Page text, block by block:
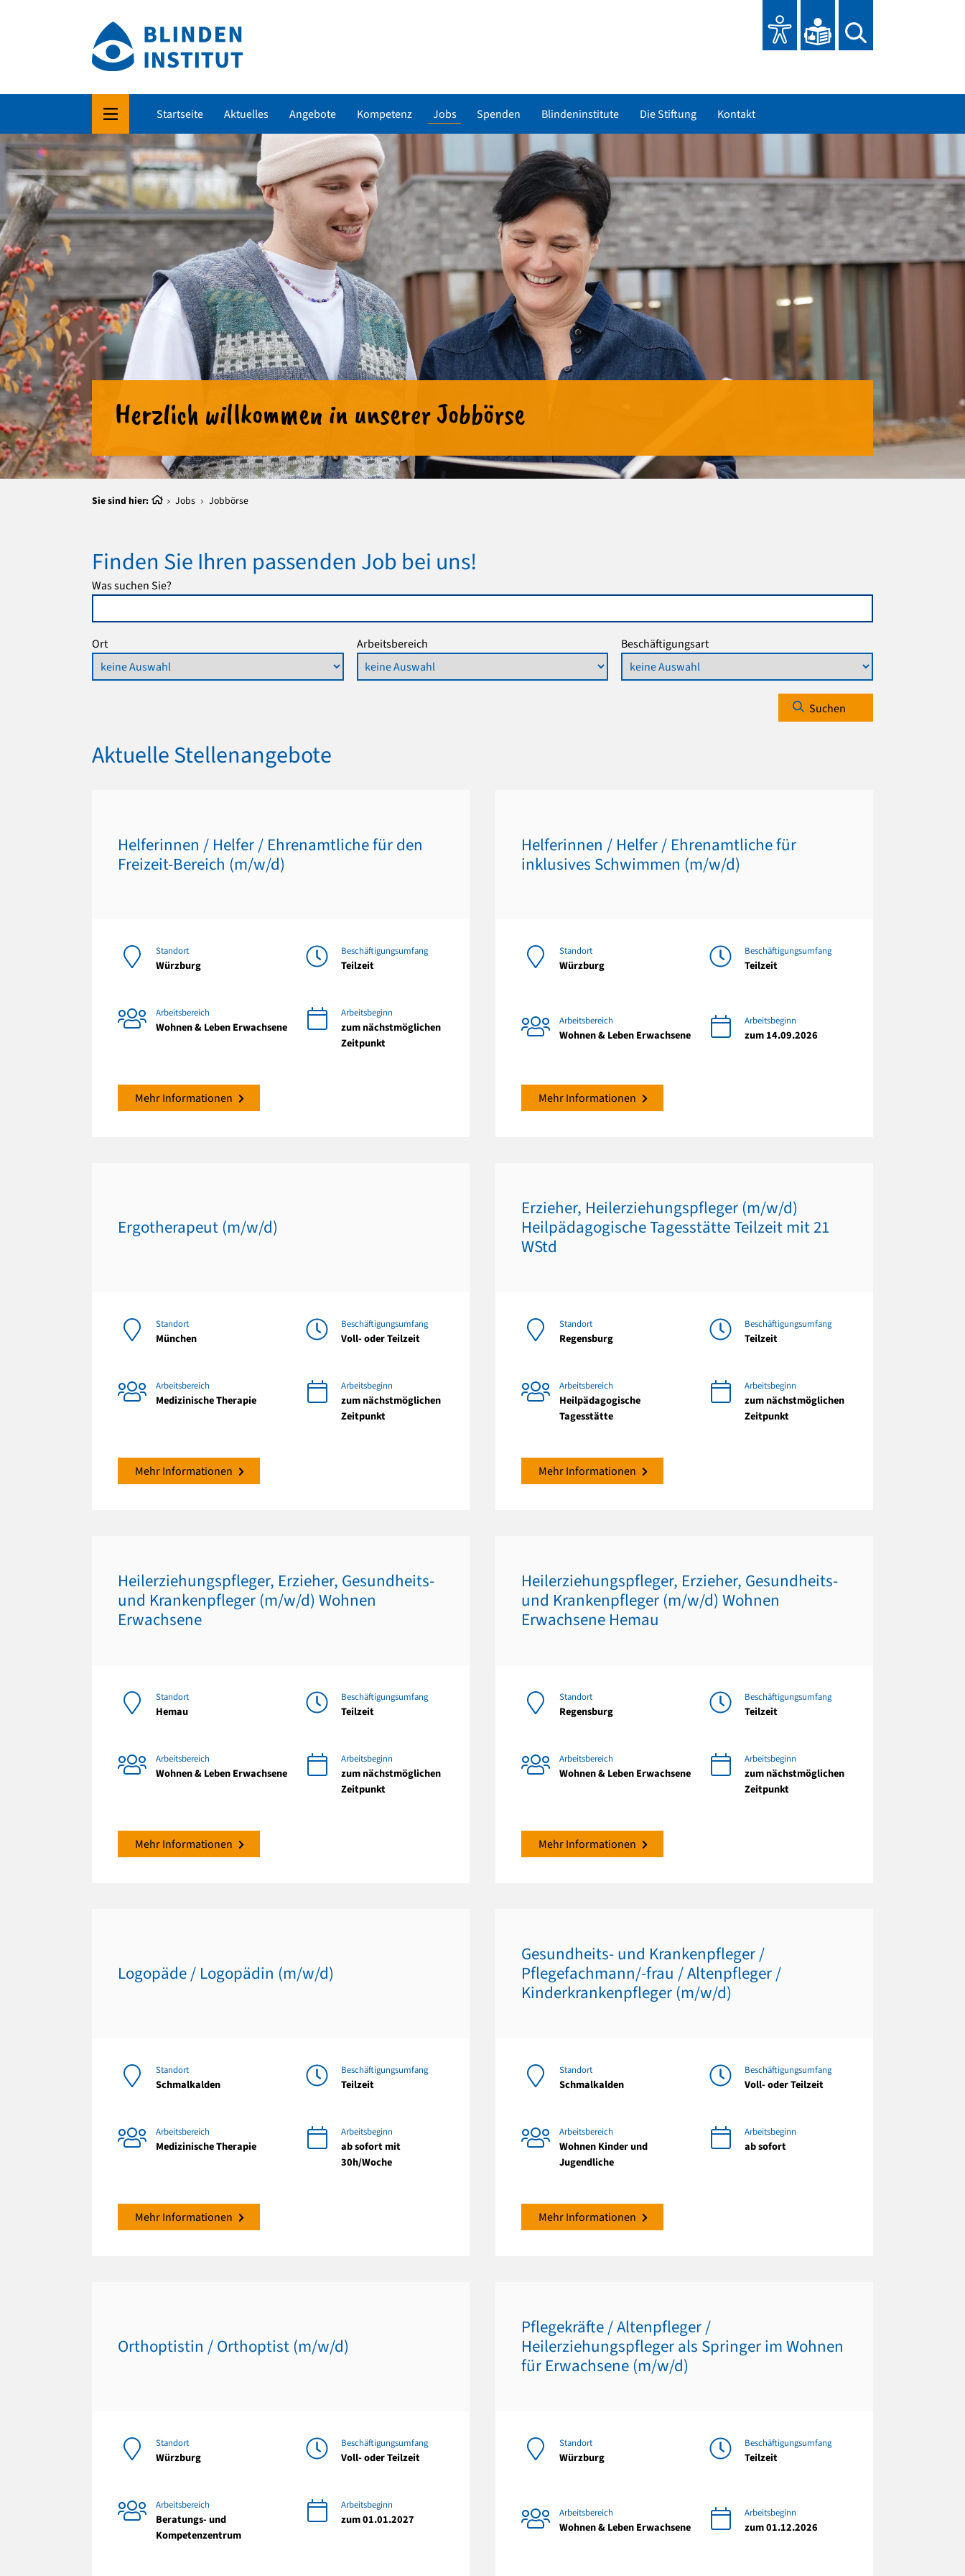
Startseite Aktuelles Angebote Kompetenz Jobs Spenden Blindeninstitute Die Stiftung Kontakt
Herzlich willkommen in unserer Jobbörse
Sie sind hier: Jobs Jobbörse
Finden Sie Ihren passenden Job bei uns!
Was suchen Sie?
Ort Arbeitsbereich Beschäftigungsart
Suchen
Aktuelle Stellenangebote
Helferinnen / Helfer / Ehrenamtliche für den
Freizeit-Bereich (m/w/d)
Standort
Würzburg
Beschäftigungsumfang
Teilzeit
Arbeitsbereich
Wohnen & Leben Erwachsene
Arbeitsbeginn
zum nächstmöglichen
Zeitpunkt
Mehr Informationen
Helferinnen / Helfer / Ehrenamtliche für
inklusives Schwimmen (m/w/d)
Standort
Würzburg
Beschäftigungsumfang
Teilzeit
Arbeitsbereich
Wohnen & Leben Erwachsene
Arbeitsbeginn
zum 14.09.2026
Mehr Informationen
Ergotherapeut (m/w/d)
Standort
München
Beschäftigungsumfang
Voll- oder Teilzeit
Arbeitsbereich
Medizinische Therapie
Arbeitsbeginn
zum nächstmöglichen
Zeitpunkt
Mehr Informationen
Erzieher, Heilerziehungspfleger (m/w/d)
Heilpädagogische Tagesstätte Teilzeit mit 21
WStd
Standort
Regensburg
Beschäftigungsumfang
Teilzeit
Arbeitsbereich
Heilpädagogische
Tagesstätte
Arbeitsbeginn
zum nächstmöglichen
Zeitpunkt
Mehr Informationen
Heilerziehungspfleger, Erzieher, Gesundheits-
und Krankenpfleger (m/w/d) Wohnen
Erwachsene
Standort
Hemau
Beschäftigungsumfang
Teilzeit
Arbeitsbereich
Wohnen & Leben Erwachsene
Arbeitsbeginn
zum nächstmöglichen
Zeitpunkt
Mehr Informationen
Heilerziehungspfleger, Erzieher, Gesundheits-
und Krankenpfleger (m/w/d) Wohnen
Erwachsene Hemau
Standort
Regensburg
Beschäftigungsumfang
Teilzeit
Arbeitsbereich
Wohnen & Leben Erwachsene
Arbeitsbeginn
zum nächstmöglichen
Zeitpunkt
Mehr Informationen
Logopäde / Logopädin (m/w/d)
Standort
Schmalkalden
Beschäftigungsumfang
Teilzeit
Arbeitsbereich
Medizinische Therapie
Arbeitsbeginn
ab sofort mit
30h/Woche
Mehr Informationen
Gesundheits- und Krankenpfleger /
Pflegefachmann/-frau / Altenpfleger /
Kinderkrankenpfleger (m/w/d)
Standort
Schmalkalden
Beschäftigungsumfang
Voll- oder Teilzeit
Arbeitsbereich
Wohnen Kinder und
Jugendliche
Arbeitsbeginn
ab sofort
Mehr Informationen
Orthoptistin / Orthoptist (m/w/d)
Standort
Würzburg
Beschäftigungsumfang
Voll- oder Teilzeit
Arbeitsbereich
Beratungs- und
Kompetenzentrum
Arbeitsbeginn
zum 01.01.2027
Pflegekräfte / Altenpfleger /
Heilerziehungspfleger als Springer im Wohnen
für Erwachsene (m/w/d)
Standort
Würzburg
Beschäftigungsumfang
Teilzeit
Arbeitsbereich
Wohnen & Leben Erwachsene
Arbeitsbeginn
zum 01.12.2026